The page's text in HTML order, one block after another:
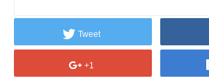
Tweet
+1